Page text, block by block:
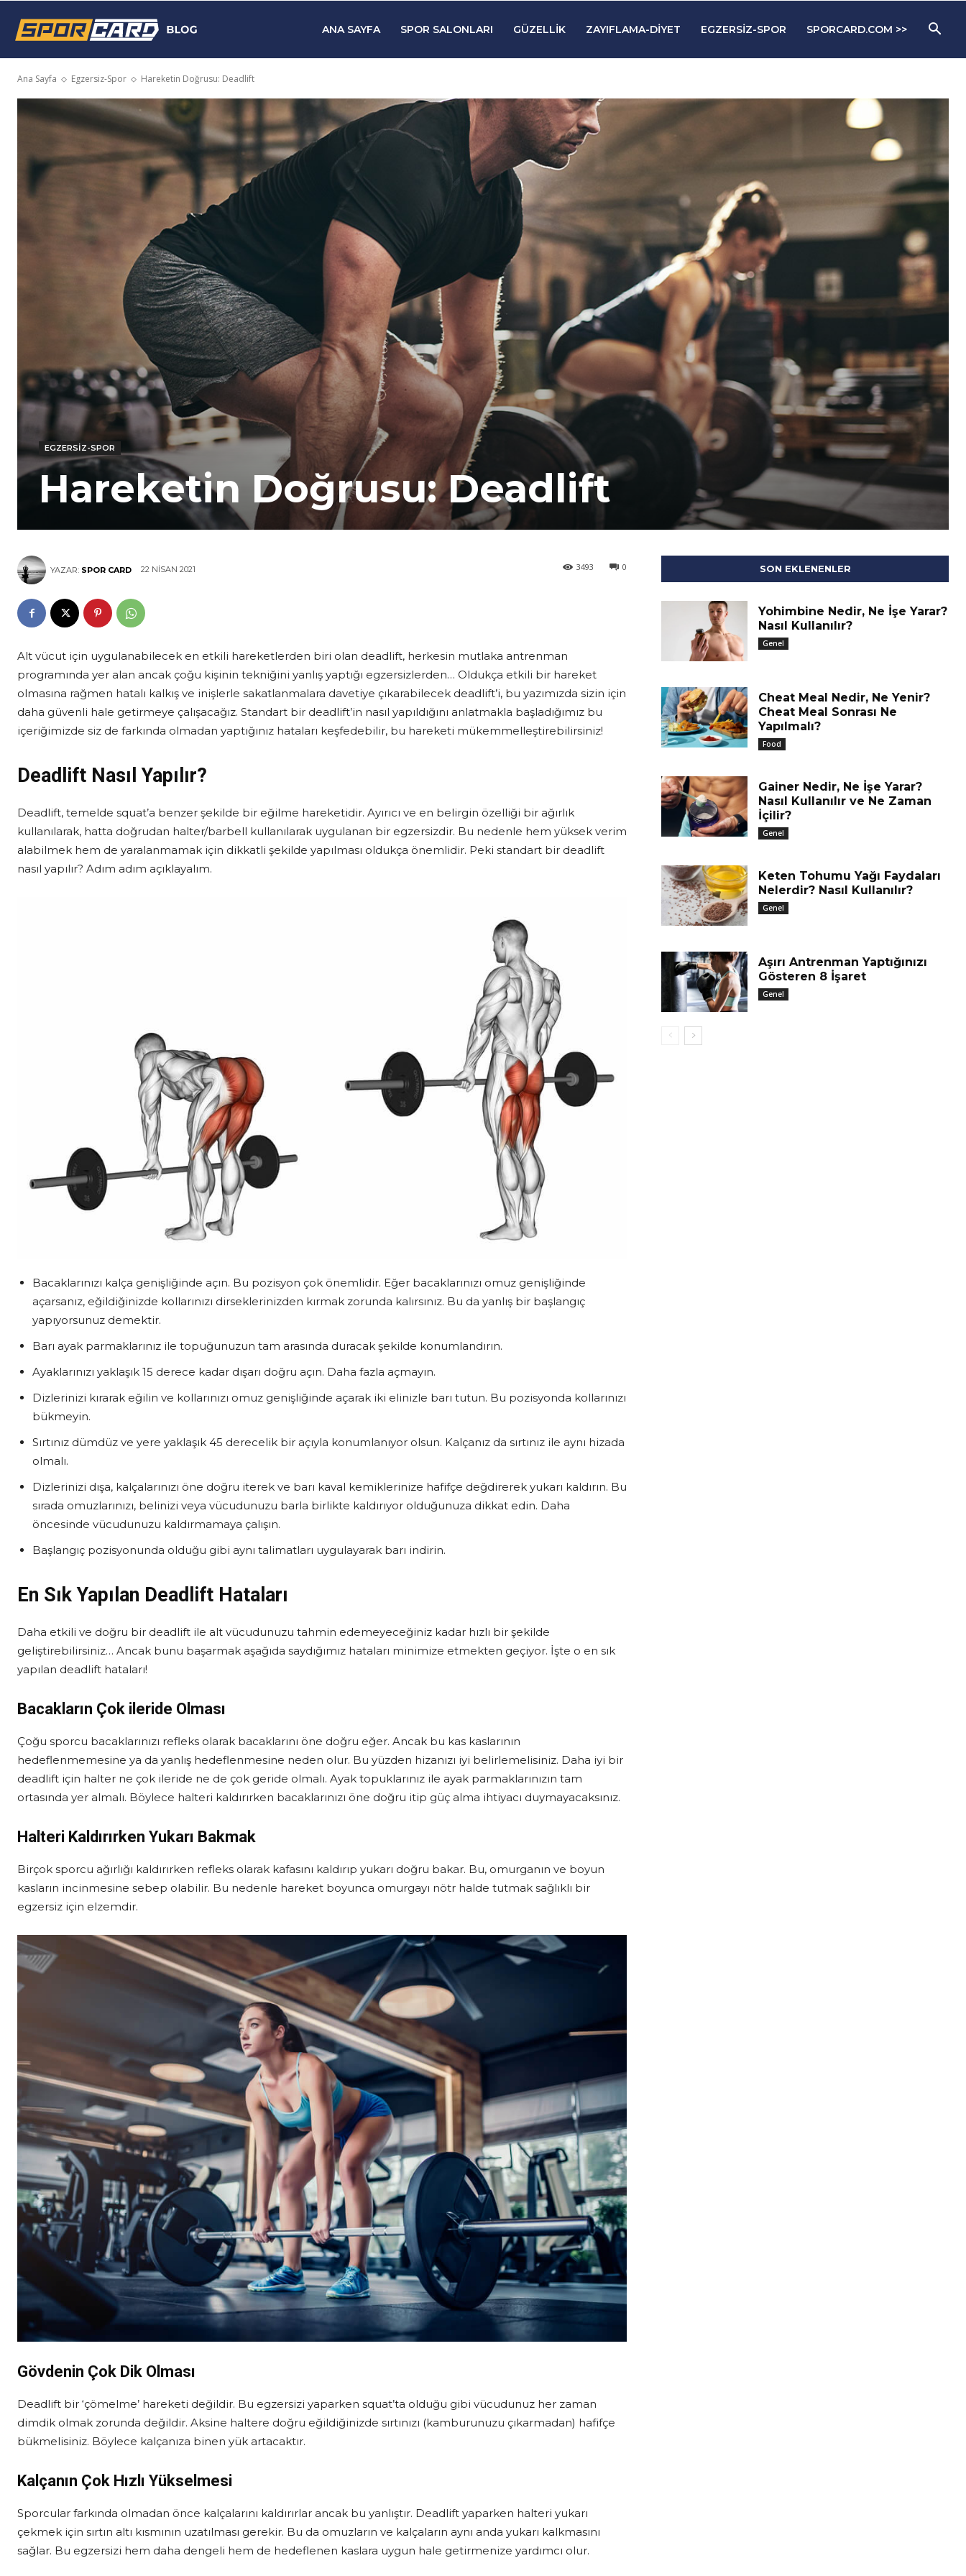
Blog
ANA SAYFA SPOR SALONLARI GÜZELLIK ZAYIFLAMA-DIYET EGZERSIZ-SPOR SPORCARD.COM >>
Ana Sayfa Egzersiz-Spor Hareketin Doğrusu: Deadlift
EGZERSIZ-SPOR
Hareketin Doğrusu: Deadlift
YAZAR: SPOR CARD 22 NISAN 2021 0
3493
Alt vücut için uygulanabilecek en etkili hareketlerden biri olan deadlift, herkesin mutlaka antrenman
programında yer alan ancak çoğu kişinin tekniğini yanlış yaptığı egzersizlerden… Oldukça etkili bir hareket
olmasına rağmen hatalı kalkış ve inişlerle sakatlanmalara davetiye çıkarabilecek deadlift’i, bu yazımızda sizin için
daha güvenli hale getirmeye çalışacağız. Standart bir deadlift’in nasıl yapıldığını anlatmakla başladığımız bu
içeriğimizde siz de farkında olmadan yaptığınız hataları keşfedebilir, bu hareketi mükemmelleştirebilirsiniz!
Deadlift Nasıl Yapılır?
Deadlift, temelde squat’a benzer şekilde bir eğilme hareketidir. Ayırıcı ve en belirgin özelliği bir ağırlık
kullanılarak, hatta doğrudan halter/barbell kullanılarak uygulanan bir egzersizdir. Bu nedenle hem yüksek verim
alabilmek hem de yaralanmamak için dikkatli şekilde yapılması oldukça önemlidir. Peki standart bir deadlift
nasıl yapılır? Adım adım açıklayalım.
Bacaklarınızı kalça genişliğinde açın. Bu pozisyon çok önemlidir. Eğer bacaklarınızı omuz genişliğinde
açarsanız, eğildiğinizde kollarınızı dirseklerinizden kırmak zorunda kalırsınız. Bu da yanlış bir başlangıç
yapıyorsunuz demektir.
Barı ayak parmaklarınız ile topuğunuzun tam arasında duracak şekilde konumlandırın.
Ayaklarınızı yaklaşık 15 derece kadar dışarı doğru açın. Daha fazla açmayın.
Dizlerinizi kırarak eğilin ve kollarınızı omuz genişliğinde açarak iki elinizle barı tutun. Bu pozisyonda kollarınızı
bükmeyin.
Sırtınız dümdüz ve yere yaklaşık 45 derecelik bir açıyla konumlanıyor olsun. Kalçanız da sırtınız ile aynı hizada
olmalı.
Dizlerinizi dışa, kalçalarınızı öne doğru iterek ve barı kaval kemiklerinize hafifçe değdirerek yukarı kaldırın. Bu
sırada omuzlarınızı, belinizi veya vücudunuzu barla birlikte kaldırıyor olduğunuza dikkat edin. Daha
öncesinde vücudunuzu kaldırmamaya çalışın.
Başlangıç pozisyonunda olduğu gibi aynı talimatları uygulayarak barı indirin.
En Sık Yapılan Deadlift Hataları
Daha etkili ve doğru bir deadlift ile alt vücudunuzu tahmin edemeyeceğiniz kadar hızlı bir şekilde
geliştirebilirsiniz… Ancak bunu başarmak aşağıda saydığımız hataları minimize etmekten geçiyor. İşte o en sık
yapılan deadlift hataları!
Bacakların Çok ileride Olması
Çoğu sporcu bacaklarınızı refleks olarak bacaklarını öne doğru eğer. Ancak bu kas kaslarının
hedeflenmemesine ya da yanlış hedeflenmesine neden olur. Bu yüzden hizanızı iyi belirlemelisiniz. Daha iyi bir
deadlift için halter ne çok ileride ne de çok geride olmalı. Ayak topuklarınız ile ayak parmaklarınızın tam
ortasında yer almalı. Böylece halteri kaldırırken bacaklarınızı öne doğru itip güç alma ihtiyacı duymayacaksınız.
Halteri Kaldırırken Yukarı Bakmak
Birçok sporcu ağırlığı kaldırırken refleks olarak kafasını kaldırıp yukarı doğru bakar. Bu, omurganın ve boyun
kasların incinmesine sebep olabilir. Bu nedenle hareket boyunca omurgayı nötr halde tutmak sağlıklı bir
egzersiz için elzemdir.
Gövdenin Çok Dik Olması
Deadlift bir ‘çömelme’ hareketi değildir. Bu egzersizi yaparken squat’ta olduğu gibi vücudunuz her zaman
dimdik olmak zorunda değildir. Aksine haltere doğru eğildiğinizde sırtınızı (kamburunuzu çıkarmadan) hafifçe
bükmelisiniz. Böylece kalçanıza binen yük artacaktır.
Kalçanın Çok Hızlı Yükselmesi
Sporcular farkında olmadan önce kalçalarını kaldırırlar ancak bu yanlıştır. Deadlift yaparken halteri yukarı
çekmek için sırtın altı kısmının uzatılması gerekir. Bu da omuzların ve kalçaların aynı anda yukarı kalkmasını
sağlar. Bu egzersizi hem daha dengeli hem de hedeflenen kaslara uygun hale getirmenize yardımcı olur.
SON EKLENENLER
Yohimbine Nedir, Ne İşe Yarar?
Nasıl Kullanılır?
Genel
Cheat Meal Nedir, Ne Yenir?
Cheat Meal Sonrası Ne
Yapılmalı?
Food
Gainer Nedir, Ne İşe Yarar?
Nasıl Kullanılır ve Ne Zaman
İçilir?
Genel
Keten Tohumu Yağı Faydaları
Nelerdir? Nasıl Kullanılır?
Genel
Aşırı Antrenman Yaptığınızı
Gösteren 8 İşaret
Genel